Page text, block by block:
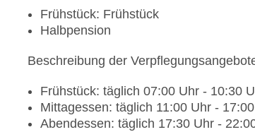
Frühstück: Frühstück
Halbpension
Beschreibung der
Frühstück: täglich 07:00 Uhr - 10:30
Mittagessen: täglich 11:00 Uhr -
Abendessen: täglich 17:30 Uhr -